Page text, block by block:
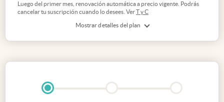
Mostrar detalles del plan
Luego del primer mes, renovación automática a precio vigente. Podrás
cancelar tu suscripción cuando lo desees. VerT y C